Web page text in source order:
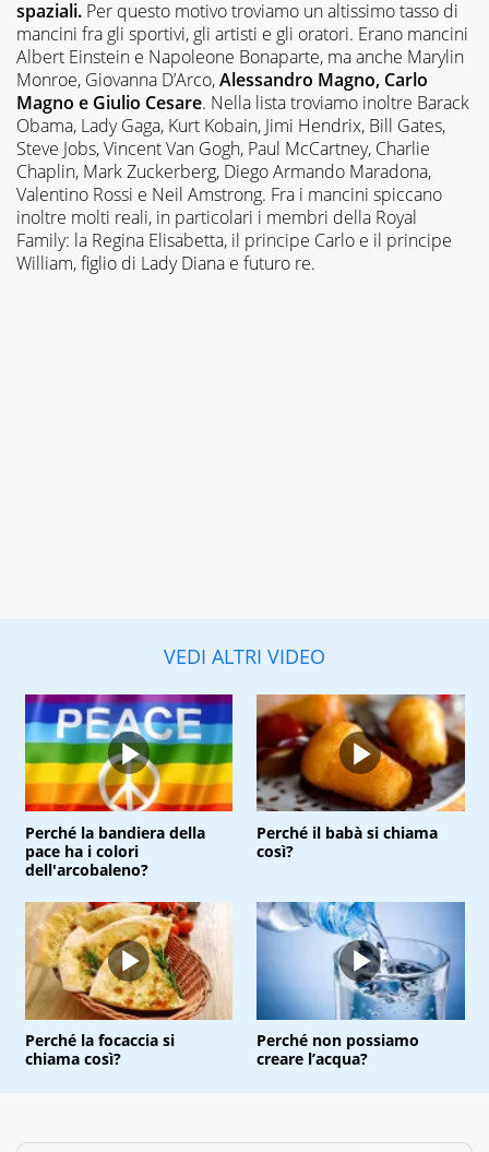
spaziali. Per questo motivo troviamo un altissimo tasso di
mancini fra gli sportivi, gli artisti e gli oratori. Erano mancini
Albert Einstein e Napoleone Bonaparte, ma anche Marylin
Monroe, Giovanna D’Arco,Alessandro Magno, Carlo
Magno e Giulio Cesare. Nella lista troviamo inoltre Barack
Obama, Lady Gaga, Kurt Kobain, Jimi Hendrix, Bill Gates,
Steve Jobs, Vincent Van Gogh, Paul McCartney, Charlie
Chaplin, Mark Zuckerberg, Diego Armando Maradona,
Valentino Rossi e Neil Amstrong. Fra i mancini spiccano
inoltre molti reali, in particolari i membri della Royal
Family: la Regina Elisabetta, il principe Carlo e il principe
William, figlio di Lady Diana e futuro re.
VEDI ALTRI VIDEO
Perché la bandiera della
pace ha i colori
dell'arcobaleno?
Perché il babà si chiama
così?
Perché la focaccia si
chiama così?
Perché non possiamo
creare l’acqua?